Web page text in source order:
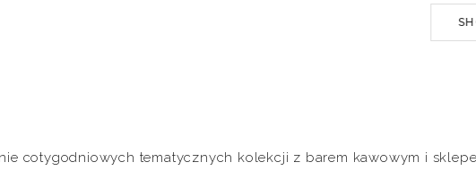
cotygodniowych tematycznych kolekcji z barem kawowym i